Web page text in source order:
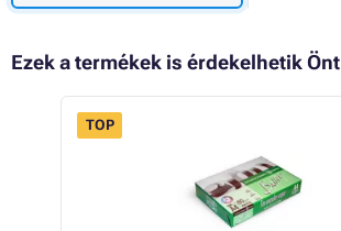
Ezek a termékek is érdekelhetik Önt
TOP